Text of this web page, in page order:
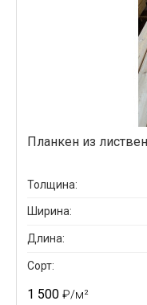
Планкен из
Толщина:
Ширина:
Длина:
Сорт:
1 500 ₽/м²